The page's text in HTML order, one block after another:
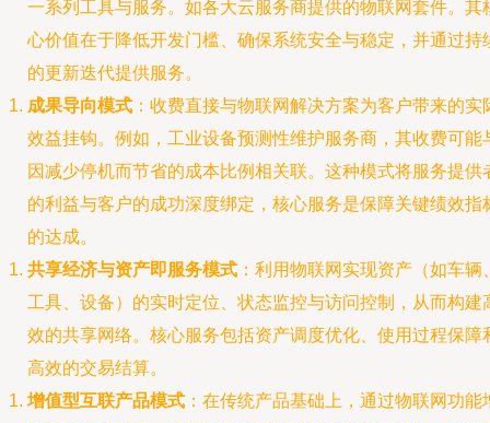
一系列工具与服务。如各大云服务商提供的物联网套件。其
心价值在于降低开发门槛、确保系统安全与稳定，并通过持
的更新迭代提供服务。
成果导向模式 ：收费直接与物联网解决方案为客户带来的实
效益挂钩。例如，工业设备预测性维护服务商，其收费可能
因减少停机而节省的成本比例相关联。这种模式将服务提供
的利益与客户的成功深度绑定，核心服务是保障关键绩效指
的达成。
共享经济与资产即服务模式 ：利用物联网实现资产（如车辆
工具、设备）的实时定位、状态监控与访问控制，从而构建
效的共享网络。核心服务包括资产调度优化、使用过程保障
高效的交易结算。
增值型互联产品模式 ：在传统产品基础上，通过物联网功能